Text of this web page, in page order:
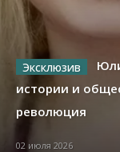
истории и
революция
02 июля 2026